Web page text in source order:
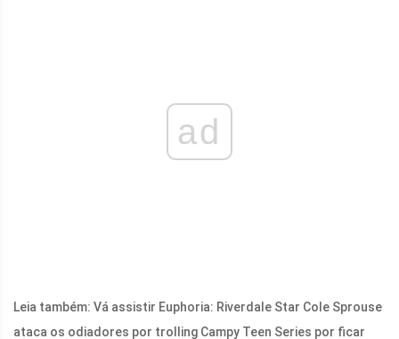
ad
Leia também: Vá assistir Euphoria: Riverdale Star Cole Sprouse
ataca os odiadores por trolling Campy Teen Series por ficar